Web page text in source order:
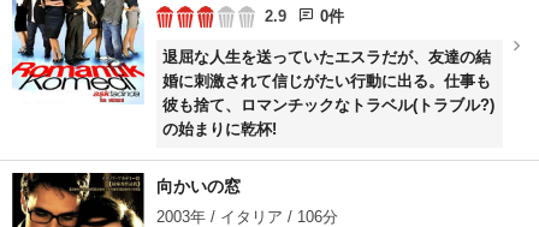
2.9
0件
退屈な人生を送っていたエスラだが、友達の結
婚に刺激されて信じがたい行動に出る。仕事も
彼も捨て、ロマンチックなトラベル(トラブル?)
の始まりに乾杯!
向かいの窓
2003年 / イタリア / 106分